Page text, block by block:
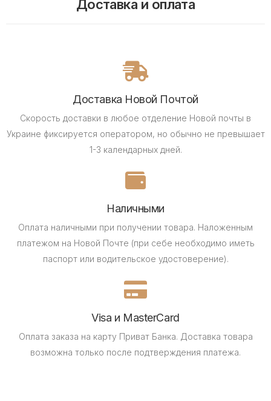
Доставка и оплата
Доставка Новой Почтой
Скорость доставки в любое отделение Новой почты в
Украине фиксируется оператором, но обычно не превышает
1-3 календарных дней.
Наличными
Оплата наличными при получении товара. Наложенным
платежом на Новой Почте (при себе необходимо иметь
паспорт или водительское удостоверение).
Visa и MasterCard
Оплата заказа на карту Приват Банка. Доставка товара
возможна только после подтверждения платежа.